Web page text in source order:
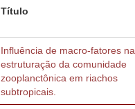
Título
Influência de macro-fatores na
estruturação da comunidade
zooplanctônica em riachos
subtropicais.